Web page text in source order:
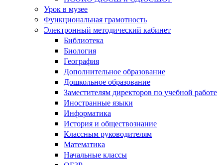
Урок в музее
Функциональная грамотность
Электронный методический кабинет
Библиотека
Биология
География
Дополнительное образование
Дошкольное образование
Заместителям директоров по учебной работе
Иностранные языки
Информатика
История и обществознание
Классным руководителям
Математика
Начальные классы